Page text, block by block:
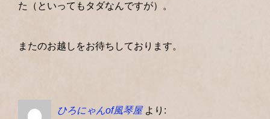
た（といってもタダなんですが）。
またのお越しをお待ちしております。
ひろにゃんof風琴屋 より: